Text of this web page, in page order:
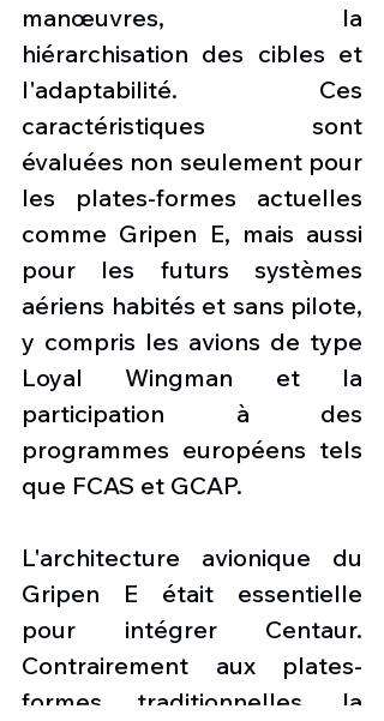
manœuvres, la
hiérarchisation des cibles et
l'adaptabilité. Ces
caractéristiques sont
évaluées non seulement pour
les plates-formes actuelles
comme Gripen E, mais aussi
pour les futurs systèmes
aériens habités et sans pilote,
y compris les avions de type
Loyal Wingman et la
participation à des
programmes européens tels
que FCAS et GCAP.
L'architecture avionique du
Gripen E était essentielle
pour intégrer Centaur.
Contrairement aux plates-
formes traditionnelles, la